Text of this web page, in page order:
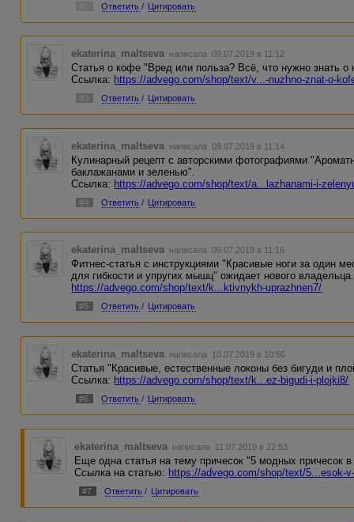
Ответить / Цитировать
ekaterina_maltseva написала 09.07.2019 в 11:12
Статья о кофе "Вред или польза? Всё, что нужно знать о
Ссылка: https://advego.com/shop/text/v...-nuzhno-znat-o-
#3 Ответить / Цитировать
ekaterina_maltseva написала 09.07.2019 в 11:14
Кулинарный рецепт с авторскими фотографиями
баклажанами и зеленью".
Ссылка: https://advego.com/shop/text/a...lazhanami-i-
#4 Ответить / Цитировать
ekaterina_maltseva написала 09.07.2019 в 11:16
Фитнес-статья с инструкциями "Красивые ноги за один
для гибкости и упругих мышц" ожидает нового владельца.
https://advego.com/shop/text/k...ktivnykh-uprazhnen7/
#5 Ответить / Цитировать
ekaterina_maltseva написала 10.07.2019 в 10:56
Статья "Красивые, естественные локоны без бигуди и
Ссылка: https://advego.com/shop/text/k...ez-bigudi-i-plojki8/
#6 Ответить / Цитировать
ekaterina_maltseva написала 11.07.2019 в 22:53
Еще одна статья на тему причесок "5 модных причесок
Ссылка на статью: https://advego.com/shop/text/5...esok-
#7 Ответить / Цитировать